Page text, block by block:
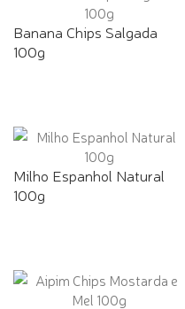
Banana Chips Salgada
100g
Milho Espanhol Natural
100g